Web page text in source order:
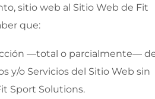
sitio web al Sitio Web de Fit
que:
—total o parcialmente—
y/o Servicios del Sitio Web sin
Sport Solutions.